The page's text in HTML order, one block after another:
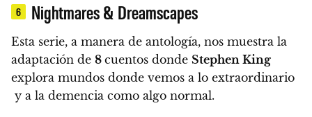
6 Nightmares & Dreamscapes
Esta serie, a manera de antología, nos muestra la
adaptación de 8 cuentos donde Stephen King
explora mundos donde vemos a lo extraordinario
y a la demencia como algo normal.